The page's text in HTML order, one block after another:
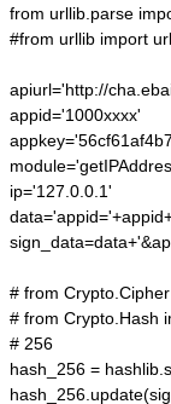
from urllib.parse
#from urllib import
apiurl='http://
appid='1000xxxx'
ip='127.0.0.1'
# from
# from Crypto.Hash
# 256
hash_256 =